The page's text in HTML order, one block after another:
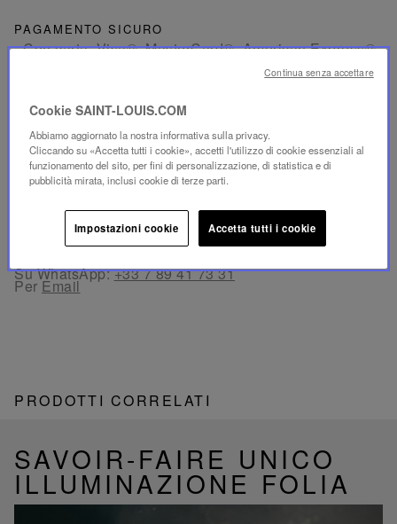
PAGAMENTO SICURO
- Con carta: Visa®, MasterCard®, American Express®
Secure: Verified by Visa®, MasterCard® SecureCode,
RESO GRATUITO
Il reso è offerto entro 30 giorni dalla data dell’ordine in
Francia e in Europa.
SERVIZIO CLIENTI
Il nostro servizio clienti è disponibile dal lunedì al
venerdì, dalle 10:00 alle 18:00.
Su WhatsApp:+33 7 89 41 73 31
PerEmail
PRODOTTI CORRELATI
SAVOIR-FAIRE UNICO
ILLUMINAZIONE FOLIA
Cookie SAINT-LOUIS.COM
Abbiamo aggiornato la nostra informativa sulla privacy.
Cliccando su «Accetta tutti i cookie», accetti l'utilizzo di cookie essenziali al
funzionamento del sito, per fini di personalizzazione, di statistica e di
pubblicità mirata, inclusi cookie di terze parti.
Impostazioni cookie Accetta tutti i cookie
Continua senza accettare